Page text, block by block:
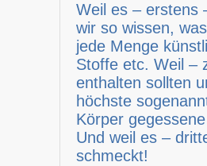
Weil es – erstens
wir so wissen,
jede Menge
Stoffe etc. Weil –
enthalten sollten
höchste
Körper
Und weil es –
schmeckt!